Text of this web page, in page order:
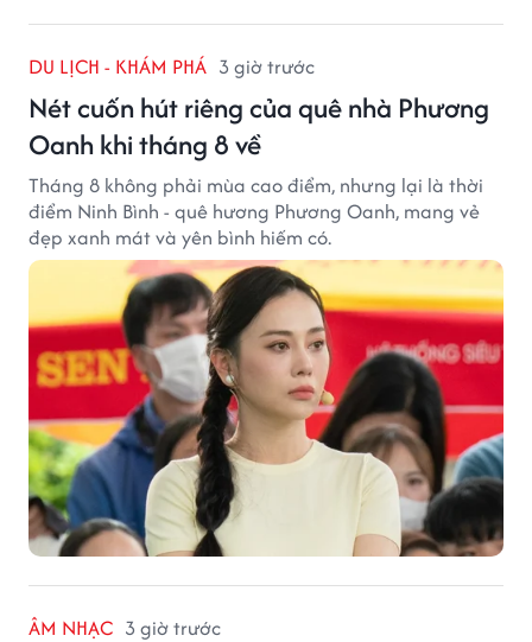
DU LỊCH - KHÁM PHÁ 3 giờ trước
Nét cuốn hút riêng của quê nhà Phương
Oanh khi tháng 8 về
Tháng 8 không phải mùa cao điểm, nhưng lại là thời
điểm Ninh Bình - quê hương Phương Oanh, mang vẻ
đẹp xanh mát và yên bình hiếm có.
ÂM NHẠC 3 giờ trước